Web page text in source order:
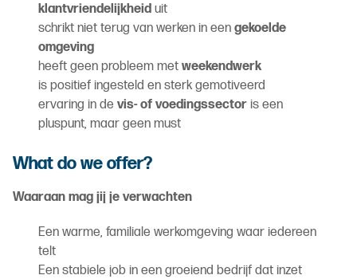
klantvriendelijkheid uit
schrikt niet terug van werken in een gekoelde
omgeving
heeft geen probleem met weekendwerk
is positief ingesteld en sterk gemotiveerd
ervaring in de vis- of voedingssector is een
pluspunt, maar geen must
What do we offer?
Waaraan mag jij je verwachten
Een warme, familiale werkomgeving waar iedereen
telt
Een stabiele job in een groeiend bedrijf dat inzet